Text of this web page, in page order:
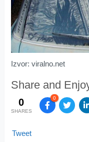
Izvor: viralno.net
Share and
0
SHARES
0
Tweet